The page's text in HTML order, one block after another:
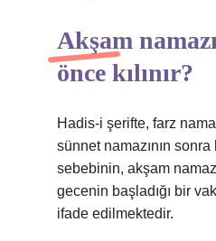
Akşam
önce kılınır?
Hadis-i şerifte, farz
sünnet namazının sonra
sebebinin, akşam
gecenin başladığı bir
ifade edilmektedir.